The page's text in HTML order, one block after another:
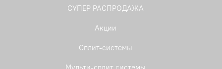
СУПЕР РАСПРОДАЖА
Акции
Сплит-системы